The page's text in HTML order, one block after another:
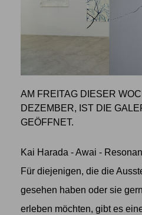
AM FREITAG DIESER
DEZEMBER, IST DIE
GEÖFFNET.
Kai Harada - Awai -
Für diejenigen, die die
gesehen haben oder sie
erleben möchten, gibt es